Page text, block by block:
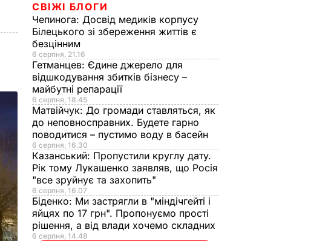
СВІЖІ БЛОГИ
Чепинога: Досвід медиків корпусу
Білецького зі збереження життів є
безцінним
6 серпня, 21.16
Гетманцев: Єдине джерело для
відшкодування збитків бізнесу –
майбутні репарації
6 серпня, 18.45
Матвійчук: До громади ставляться, як
до неповносправних. Будете гарно
поводитися – пустимо воду в басейн
6 серпня, 16.30
Казанський: Пропустили круглу дату.
Рік тому Лукашенко заявляв, що Росія
"все зруйнує та захопить"
6 серпня, 16.07
Біденко: Ми застрягли в "міндічгейті і
яйцях по 17 грн". Пропонуємо прості
рішення, а від влади хочемо складних
6 серпня, 14.48